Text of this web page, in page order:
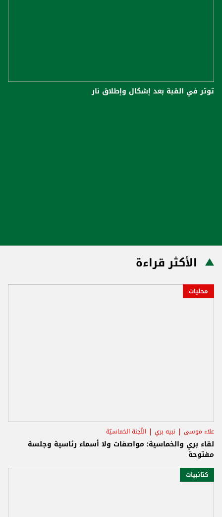
توتر في القبة بعد إشكال وإطلاق نار
الأكثر قراءة
محليات
علاء موسى نبيه بري اللّجنة الخماسيّة
لقاء بري والخماسية: مواصفات ولا أسماء رئاسية وجلسة
مفتوحة
كتائبيات